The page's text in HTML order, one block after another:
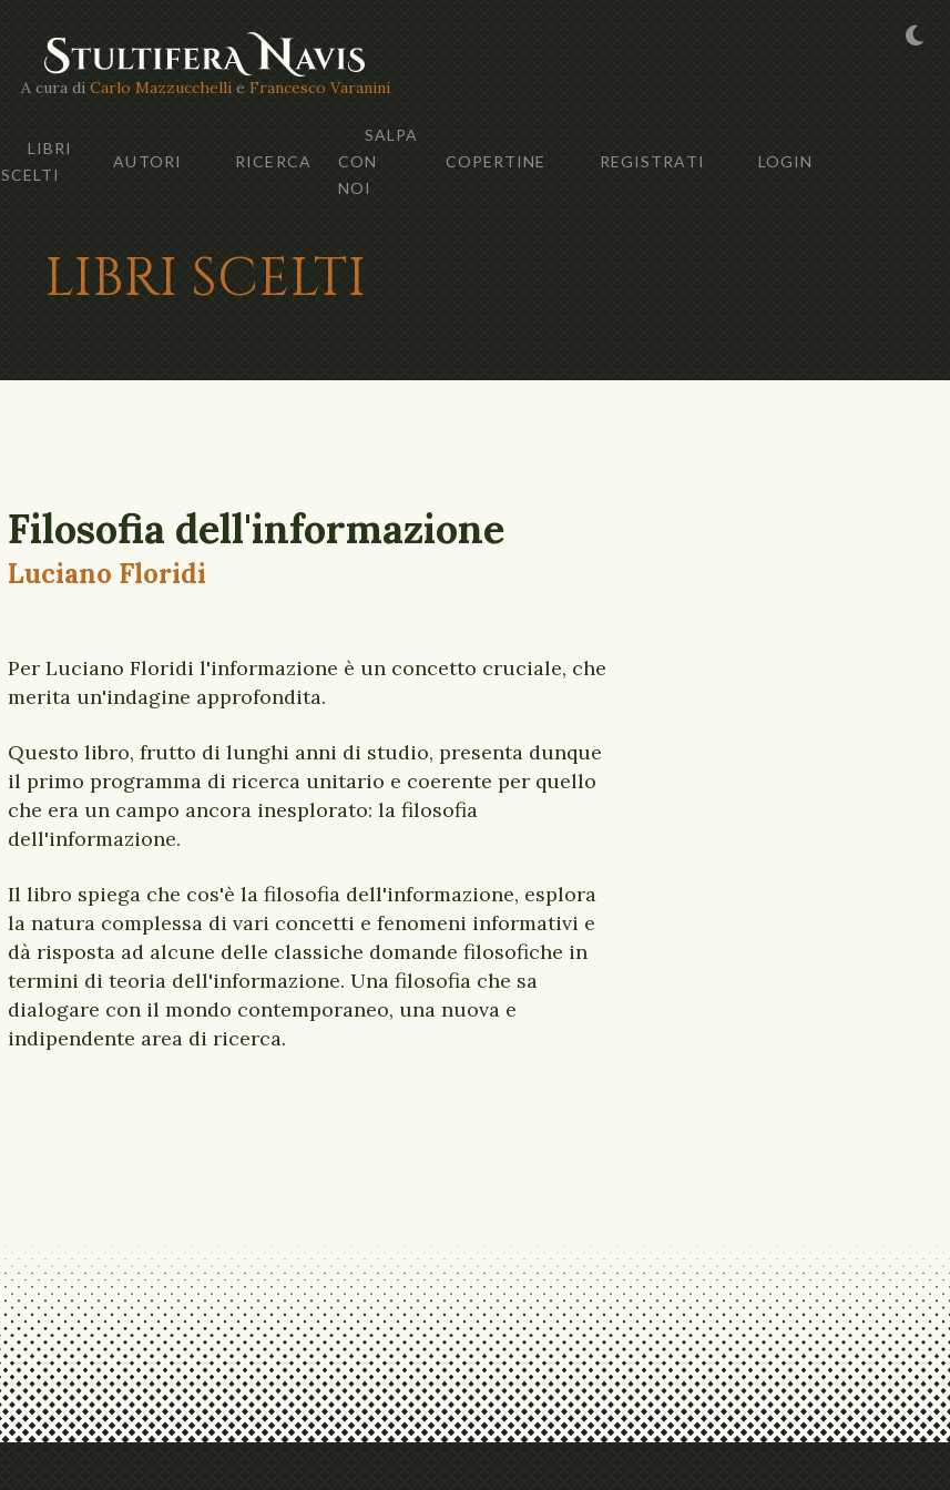
A cura di Carlo Mazzucchellie Francesco Varanini
LIBRI
SCELTI
AUTORI RICERCA
SALPA
CON
NOI
COPERTINE REGISTRATI LOGIN
LIBRI SCELTI
Filosofia dell'informazione
Luciano Floridi
Per Luciano Floridi l'informazione è un concetto cruciale, che
merita un'indagine approfondita.
Questo libro, frutto di lunghi anni di studio, presenta dunque
il primo programma di ricerca unitario e coerente per quello
che era un campo ancora inesplorato: la filosofia
dell'informazione.
Il libro spiega che cos'è la filosofia dell'informazione, esplora
la natura complessa di vari concetti e fenomeni informativi e
dà risposta ad alcune delle classiche domande filosofiche in
termini di teoria dell'informazione. Una filosofia che sa
dialogare con il mondo contemporaneo, una nuova e
indipendente area di ricerca.